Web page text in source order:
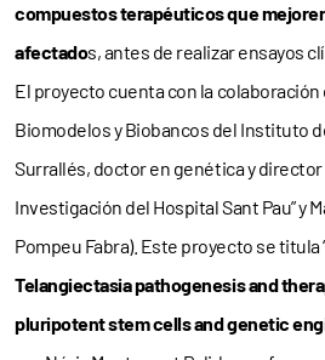
compuestos terapéuticos que
afectados, antes de realizar ensayos
El proyecto cuenta con la colaboración
Biomodelos y Biobancos del Instituto
Surrallés, doctor en genética y
Investigación del Hospital Sant Pau” y
Pompeu Fabra). Este proyecto se titula
Telangiectasia pathogenesis and
pluripotent stem cells and genetic